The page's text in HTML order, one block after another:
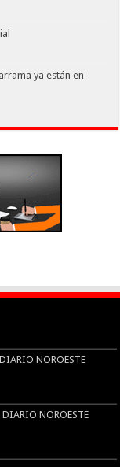
ya están en
NOROESTE
DIARIO NOROESTE